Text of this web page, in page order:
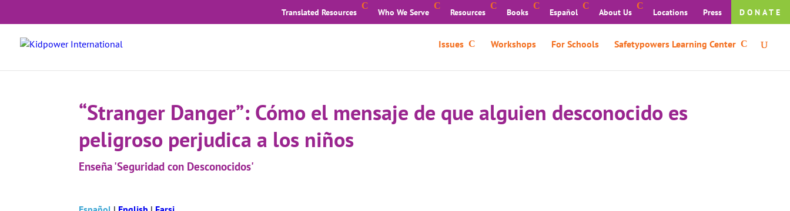
Translated Resources Who We Serve Resources Books Español About Us Locations Press DONATE
Issues Workshops For Schools Safetypowers Learning Center
“Stranger Danger”: Cómo el mensaje de que alguien desconocido es
peligroso perjudica a los niños
Enseña 'Seguridad con Desconocidos'